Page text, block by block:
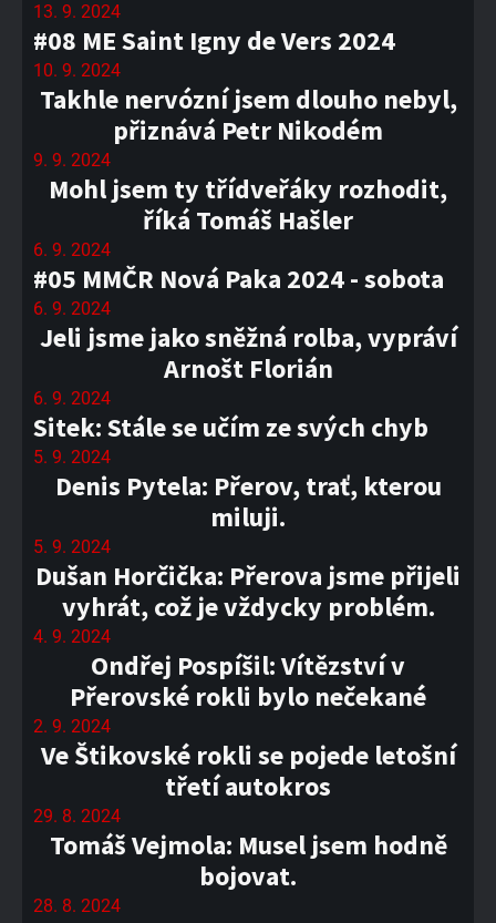
13. 9. 2024
#08 ME Saint Igny de Vers 2024
10. 9. 2024
Takhle nervózní jsem dlouho nebyl,
přiznává Petr Nikodém
9. 9. 2024
Mohl jsem ty třídveřáky rozhodit,
říká Tomáš Hašler
6. 9. 2024
#05 MMČR Nová Paka 2024 - sobota
6. 9. 2024
Jeli jsme jako sněžná rolba, vypráví
Arnošt Florián
6. 9. 2024
Sitek: Stále se učím ze svých chyb
5. 9. 2024
Denis Pytela: Přerov, trať, kterou
miluji.
5. 9. 2024
Dušan Horčička: Přerova jsme přijeli
vyhrát, což je vždycky problém.
4. 9. 2024
Ondřej Pospíšil: Vítězství v
Přerovské rokli bylo nečekané
2. 9. 2024
Ve Štikovské rokli se pojede letošní
třetí autokros
29. 8. 2024
Tomáš Vejmola: Musel jsem hodně
bojovat.
28. 8. 2024